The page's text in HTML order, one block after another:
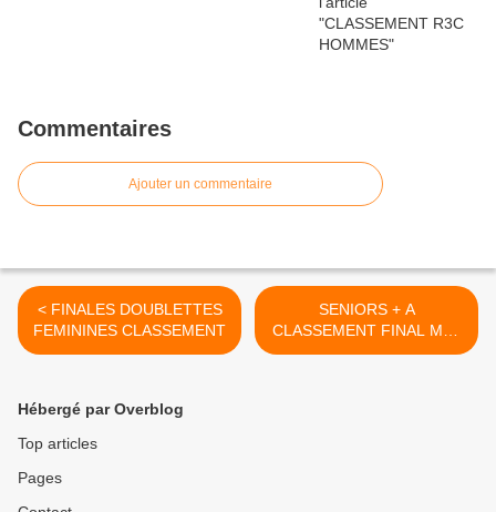
Commentaires
Ajouter un commentaire
< FINALES DOUBLETTES
FEMININES CLASSEMENT
SENIORS + A
CLASSEMENT FINAL MAJ
16/06 >
Hébergé par Overblog
Top articles
Pages